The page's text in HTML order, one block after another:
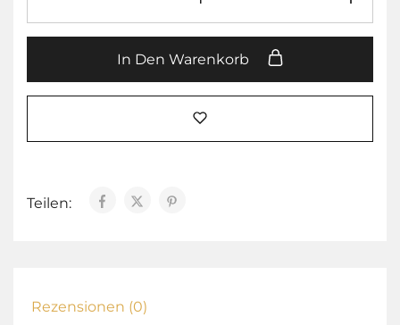
In Den Warenkorb
Teilen:
Rezensionen (0)